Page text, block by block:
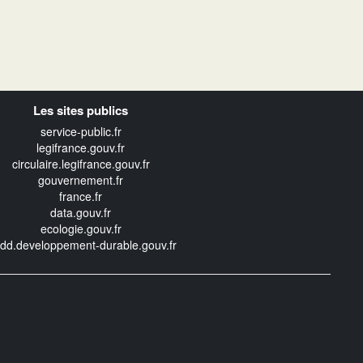
Les sites publics
service-public.fr
legifrance.gouv.fr
circulaire.legifrance.gouv.fr
gouvernement.fr
france.fr
data.gouv.fr
ecologie.gouv.fr
durable.gouv.fr